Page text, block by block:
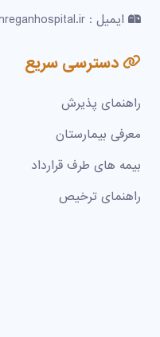
ایمیل : info@mehreganhospital.ir
دسترسی سریع
راهنمای پذیرش
معرفی بیمارستان
بیمه های طرف قرارداد
راهنمای ترخیص